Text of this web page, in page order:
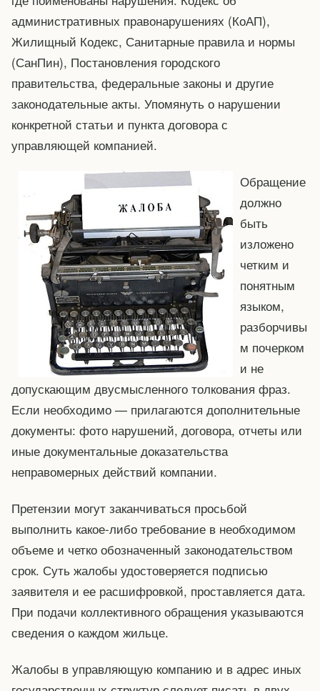
административных правонарушениях (КоАП),
Жилищный Кодекс, Санитарные правила и нормы
(СанПин), Постановления городского
правительства, федеральные законы и другие
законодательные акты. Упомянуть о нарушении
конкретной статьи и пункта договора с
управляющей компанией.
Обращение
должно
быть
изложено
четким и
понятным
языком,
разборчивы
м почерком
и не
допускающим двусмысленного толкования фраз.
Если необходимо — прилагаются дополнительные
документы: фото нарушений, договора, отчеты или
иные документальные доказательства
неправомерных действий компании.
Претензии могут заканчиваться просьбой
выполнить какое-либо требование в необходимом
объеме и четко обозначенный законодательством
срок. Суть жалобы удостоверяется подписью
заявителя и ее расшифровкой, проставляется дата.
При подачи коллективного обращения указываются
сведения о каждом жильце.
Жалобы в управляющую компанию и в адрес иных